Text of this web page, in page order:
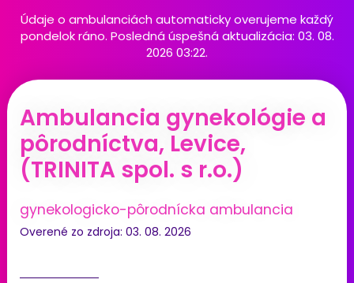
Údaje o ambulanciách automaticky overujeme každý
pondelok ráno. Posledná úspešná aktualizácia: 03. 08.
2026 03:22.
Ambulancia gynekológie a
pôrodníctva, Levice,
(TRINITA spol. s r.o.)
gynekologicko-pôrodnícka ambulancia
Overené zo zdroja: 03. 08. 2026